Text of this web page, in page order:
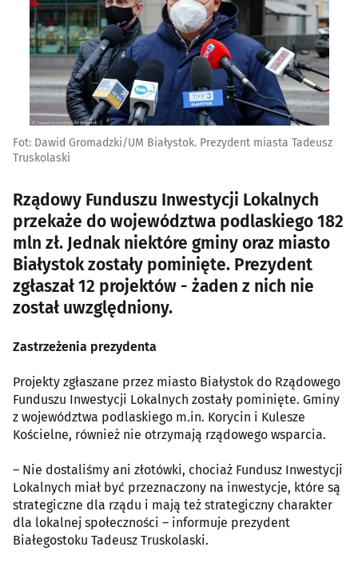
Fot: Dawid Gromadzki/UM Białystok. Prezydent miasta Tadeusz
Truskolaski
Rządowy Funduszu Inwestycji Lokalnych
przekaże do województwa podlaskiego 182
mln zł. Jednak niektóre gminy oraz miasto
Białystok zostały pominięte. Prezydent
zgłaszał 12 projektów - żaden z nich nie
został uwzględniony.
Zastrzeżenia prezydenta
Projekty zgłaszane przez miasto Białystok do Rządowego
Funduszu Inwestycji Lokalnych zostały pominięte. Gminy
z województwa podlaskiego m.in. Korycin i Kulesze
Kościelne, również nie otrzymają rządowego wsparcia.
– Nie dostaliśmy ani złotówki, chociaż Fundusz Inwestycji
Lokalnych miał być przeznaczony na inwestycje, które są
strategiczne dla rządu i mają też strategiczny charakter
dla lokalnej społeczności – informuje prezydent
Białegostoku Tadeusz Truskolaski.